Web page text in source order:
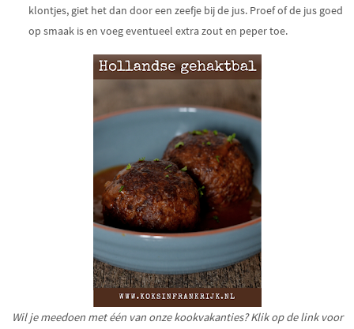
klontjes, giet het dan door een zeefje bij de jus. Proef of de jus goed
op smaak is en voeg eventueel extra zout en peper toe.
Wil je meedoen met één van onze kookvakanties? Klik op de link voor